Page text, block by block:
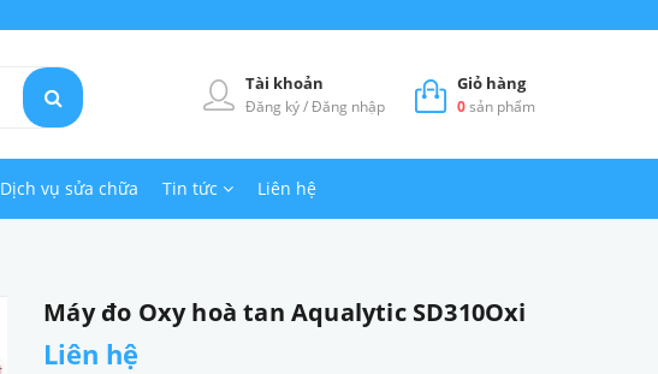
Giỏ hàng
0sản phẩm
Tài khoản
Đăng ký/Đăng nhập
Dịch vụ sửa chữa Tin tức Liên hệ
Máy đo Oxy hoà tan Aqualytic SD310Oxi
Liên hệ